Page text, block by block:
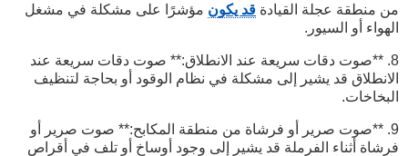
من منطقة عجلة القيادة قد يكون مؤشرًا على مشكلة في مشغل
الهواء أو السيور.
8. **صوت دقات سريعة عند الانطلاق:** صوت دقات سريعة عند
الانطلاق قد يشير إلى مشكلة في نظام الوقود أو بحاجة لتنظيف
البخاخات.
9. **صوت صرير أو فرشاة من منطقة المكابح:** صوت صرير أو
فرشاة أثناء الفرملة قد يشير إلى وجود أوساخ أو تلف في أقراص